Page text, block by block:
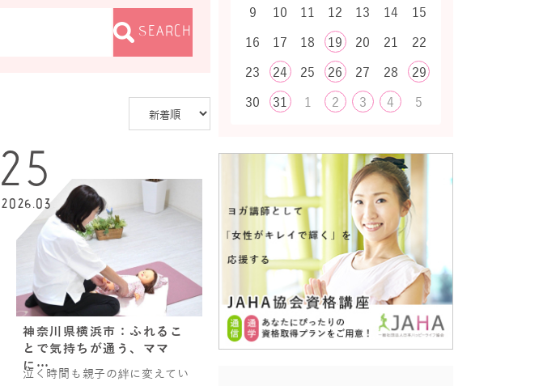
SEARCH
25
2026.03
神奈川県横浜市：ふれるこ
とで気持ちが通う、ママ
に…
泣く時間も親子の絆に変えてい
9
10 11 12 13 14
15
16
17 18 19 20 21
22
23
24 25 26 27 28
29
30
31 1 2 3 4 5